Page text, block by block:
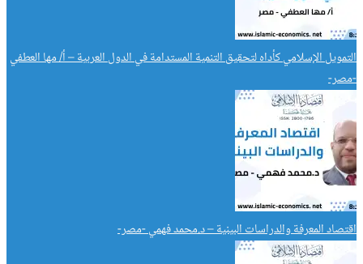
التمويل الإسلامي كأداه لتحقيق التنمية المستدامة في الدول العربية – أ/ مها العطفي
-مصر-
اقتصاد المعرفة والدراسات البينية – د.محمد فهمي -مصر-